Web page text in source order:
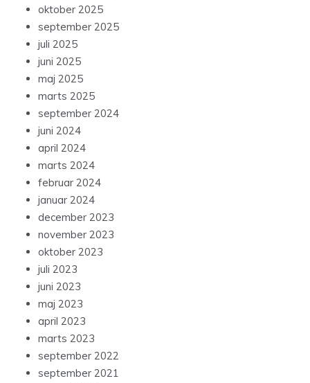
oktober 2025
september 2025
juli 2025
juni 2025
maj 2025
marts 2025
september 2024
juni 2024
april 2024
marts 2024
februar 2024
januar 2024
december 2023
november 2023
oktober 2023
juli 2023
juni 2023
maj 2023
april 2023
marts 2023
september 2022
september 2021